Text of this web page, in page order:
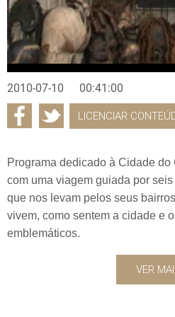
2010-07-10 00:41:00
LICENCIAR
Programa dedicado à Cidade
com uma viagem guiada por
que nos levam pelos seus
vivem, como sentem a cidade e
emblemáticos.
VER